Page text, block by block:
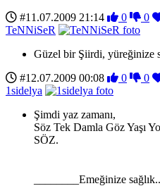
#11.07.2009 21:14
0 0
TeNNiSeR
Güzel bir Şiirdi, yüreğinize
#12.07.2009 00:08
0 0
1sidelya
Şimdi yaz zamanı,
Söz Tek Damla Göz Yaşı
SÖZ.
________Emeğinize